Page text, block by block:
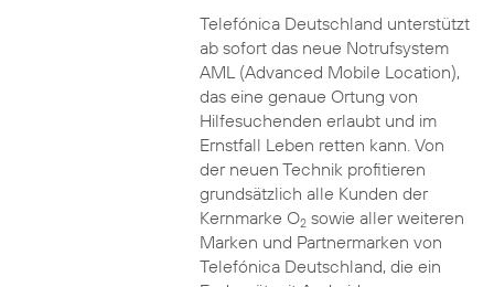
Telefónica Deutschland unterstützt
ab sofort das neue Notrufsystem
AML (Advanced Mobile Location),
das eine genaue Ortung von
Hilfesuchenden erlaubt und im
Ernstfall Leben retten kann. Von
der neuen Technik profitieren
grundsätzlich alle Kunden der
Kernmarke O2sowie aller weiteren
Marken und Partnermarken von
Telefónica Deutschland, die ein